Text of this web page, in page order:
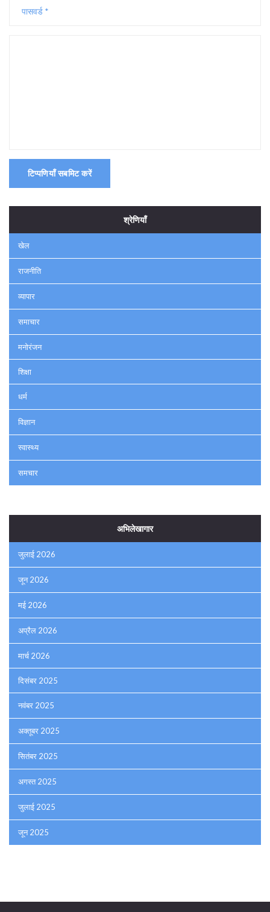
टिप्पणियाँ सबमिट करें
श्रेणियाँ
खेल
राजनीति
व्यापार
समाचार
मनोरंजन
शिक्षा
धर्म
विज्ञान
स्वास्थ्य
समचार
अभिलेखागार
जुलाई 2026
जून 2026
मई 2026
अप्रैल 2026
मार्च 2026
दिसंबर 2025
नवंबर 2025
अक्तूबर 2025
सितंबर 2025
अगस्त 2025
जुलाई 2025
जून 2025